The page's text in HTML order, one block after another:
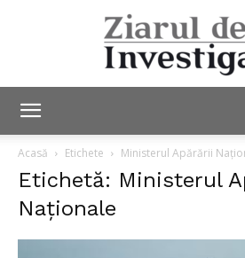
Acasă Etichete Ministerul Apărării
Etichetă: Ministerul
Naționale